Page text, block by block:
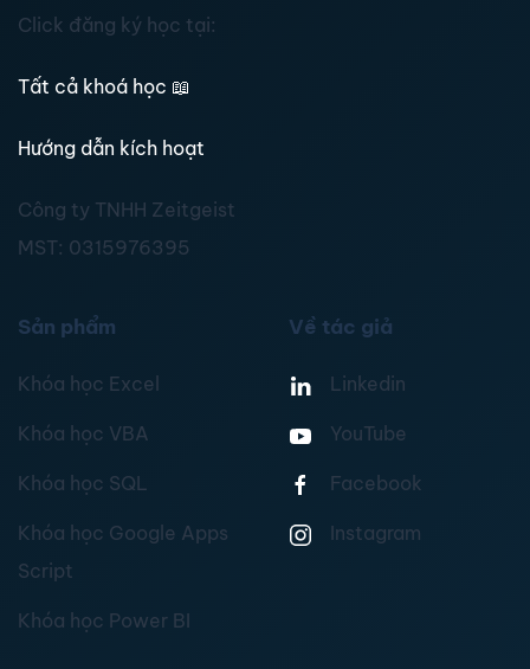
Click đăng ký học tại:
Tất cả khoá học 📖
Hướng dẫn kích hoạt
Công ty TNHH Zeitgeist
MST: 0315976395
Sản phẩm
Khóa học Excel
Khóa học VBA
Khóa học SQL
Khóa học Google Apps
Script
Khóa học Power BI
Về tác giả
Linkedin
YouTube
Facebook
Instagram